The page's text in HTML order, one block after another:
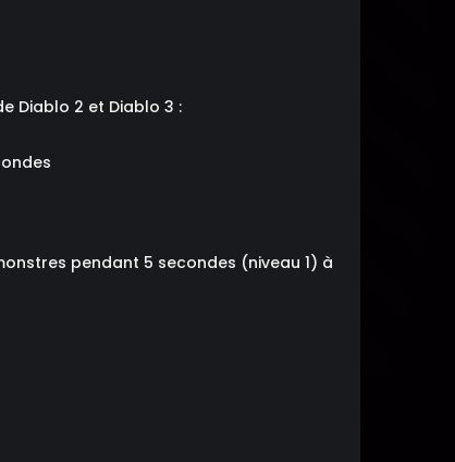
Diablo 2 et Diablo 3 :
pendant 5 secondes (niveau 1) à